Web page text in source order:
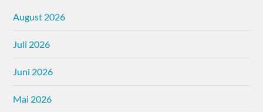
August 2026
Juli 2026
Juni 2026
Mai 2026